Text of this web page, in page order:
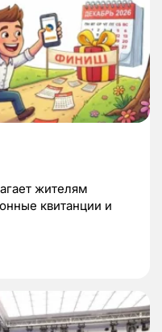
жителям
квитанции и